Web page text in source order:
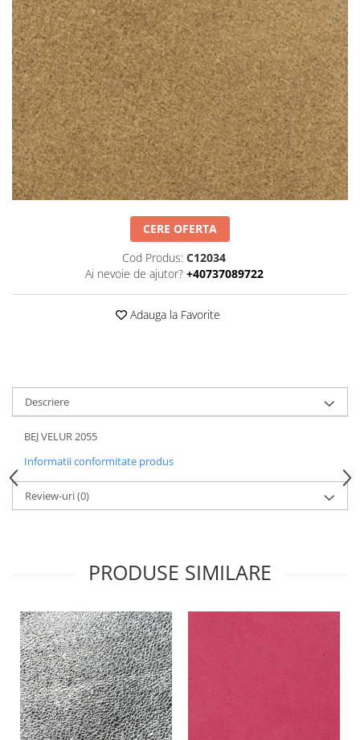
Posete
Rucsac
Plic
Saculet
Borsete
Mov
Visiniu
Maro
Albastru
CERE OFERTA
Cod Produs: C12034
Ai nevoie de ajutor? +40737089722
Adauga la Favorite
Descriere
BEJ VELUR 2055
Informatii conformitate produs
Review-uri(0)
PRODUSE SIMILARE